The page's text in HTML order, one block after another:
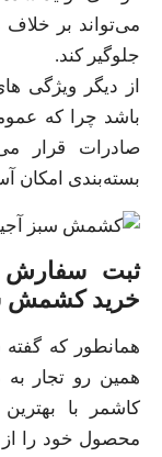
می‌تواند بر
جلوگیر کند.
از دیگر ویژگی‌
باشد چرا که
صادرات قرار
بسته‌بندی
ثبت سفارش
خرید کشمش
همانطور که
همین رو تجار
کاشمر با
محصول خود را